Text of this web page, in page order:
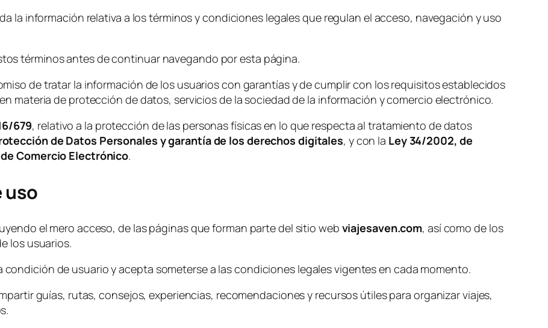
la información relativa a los términos y condiciones legales que regulan el acceso, navegación y uso
términos antes de continuar navegando por esta página.
de tratar la información de los usuarios con garantías y de cumplir con los requisitos establecidos
materia de protección de datos, servicios de la sociedad de la información y comercio electrónico.
679, relativo a la protección de las personas físicas en lo que respecta al tratamiento de datos
de Datos Personales y garantía de los derechos digitales, y con la Ley 34/2002, de
Comercio Electrónico.
uso
el mero acceso, de las páginas que forman parte del sitio web viajesaven.com, así como de los
los usuarios.
de usuario y acepta someterse a las condiciones legales vigentes en cada momento.
guías, rutas, consejos, experiencias, recomendaciones y recursos útiles para organizar viajes,